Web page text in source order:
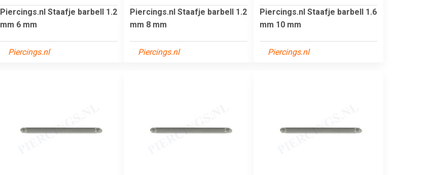
Piercings.nl Staafje barbell 1.2
mm 6 mm
Piercings.nl
Piercings.nl Staafje barbell 1.2
mm 8 mm
Piercings.nl
Piercings.nl Staafje barbell 1.6
mm 10 mm
Piercings.nl